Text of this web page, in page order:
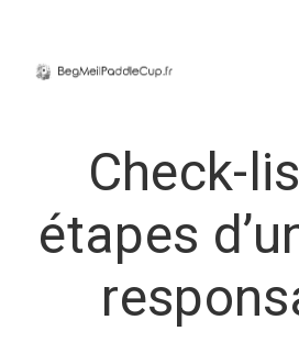
content
Check-
étapes